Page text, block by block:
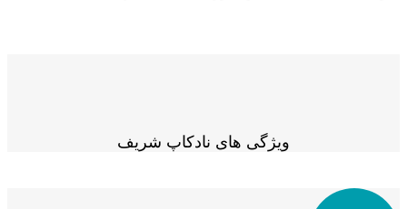
ویژگی های نادکاپ شریف